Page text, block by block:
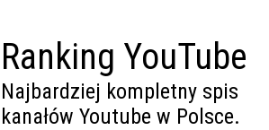
Ranking YouTube
Najbardziej kompletny spis
kanałów Youtube w Polsce.